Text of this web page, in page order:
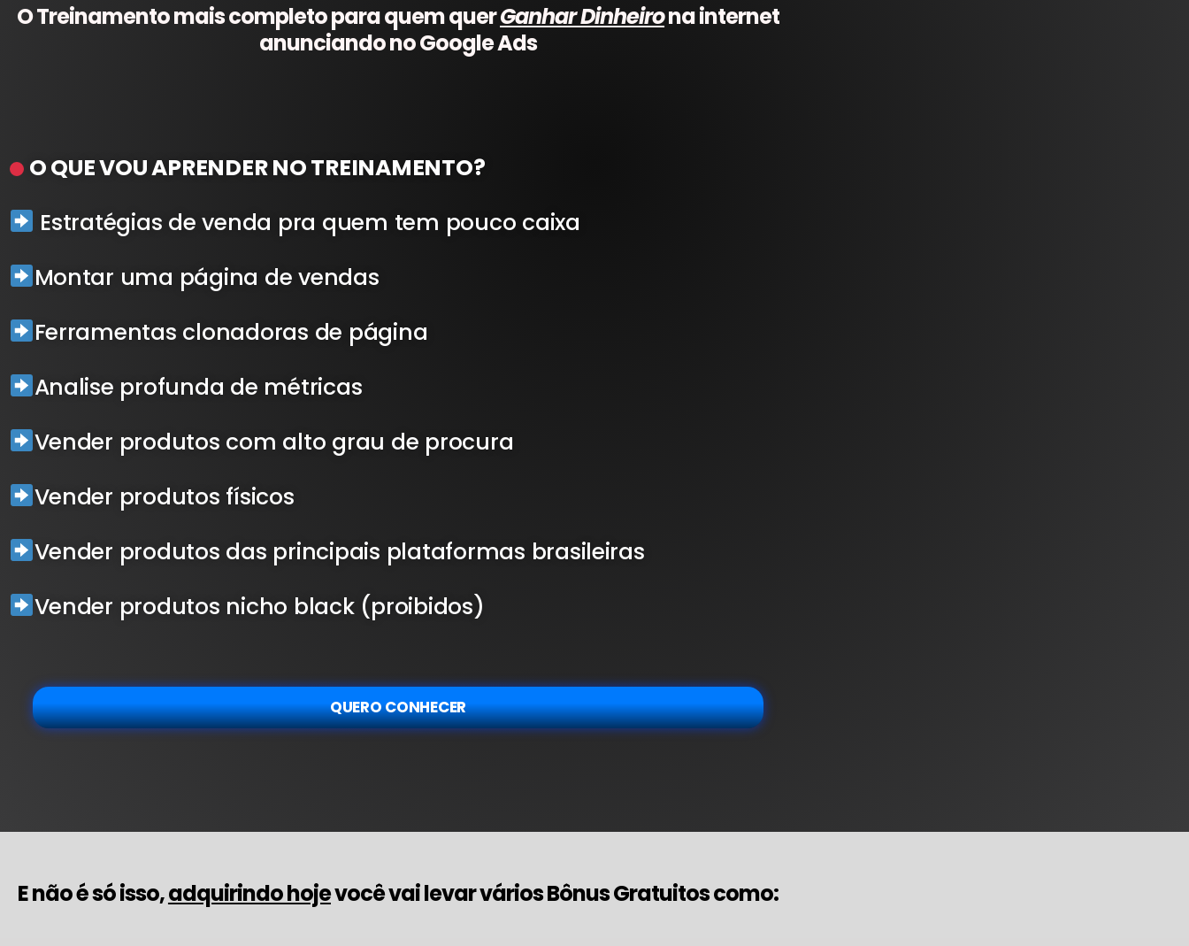
O Treinamento mais completo para quem querGanhar Dinheirona internet
anunciando no Google Ads
O QUE VOU APRENDER NO TREINAMENTO?
Estratégias de venda pra quem tem pouco caixa
Montar uma página de vendas
Ferramentas clonadoras de página
Analise profunda de métricas
Vender produtos com alto grau de procura
Vender produtos físicos
Vender produtos das principais plataformas brasileiras
Vender produtos nicho black (proibidos)
QUERO CONHECER
E não é só isso,adquirindo hojevocê vai levar vários Bônus Gratuitos como: